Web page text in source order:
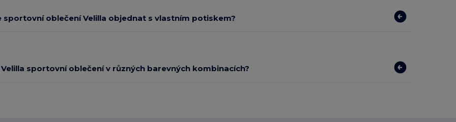
sportovní oblečení Velilla objednat s vlastním potiskem?
Velilla sportovní oblečení v různých barevných kombinacích?